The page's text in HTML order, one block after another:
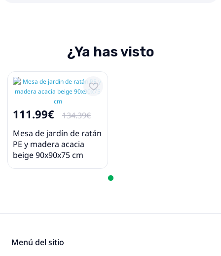
¿Ya has visto
111.99€
134.39€
Mesa de jardín de ratán
PE y madera acacia
beige 90x90x75 cm
Menú del sitio